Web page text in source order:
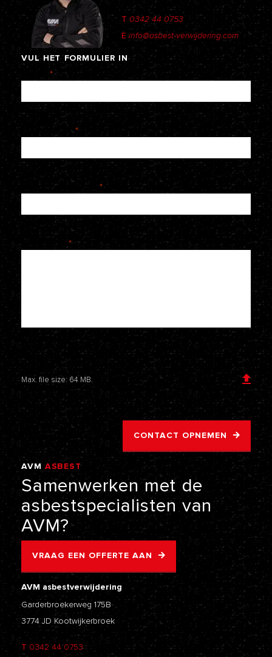
T 0342 44 0753
E info@asbest-verwijdering.com
VUL HET FORMULIER IN
*
E-mailadres *
Telefoonnummer *
*
Voeg een bijlage toe
Max. file size: 64 MB.
CONTACT OPNEMEN
AVM ASBEST
VERWIJDERING
Samenwerken met de
asbestspecialisten van
AVM?
VRAAG EEN OFFERTE AAN
AVM asbestverwijdering
Garderbroekerweg 175B
3774 JD Kootwijkerbroek
T 0342 44 0753